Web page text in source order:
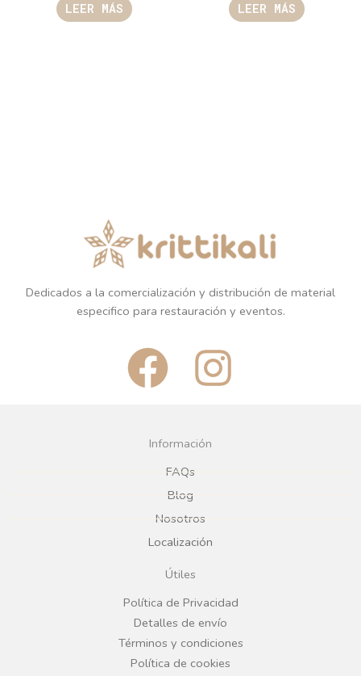
LEER MÁS LEER MÁS
Dedicados a la comercialización y distribución de material
especifico para restauración y eventos.
F
a
c
e
b
o
o
k
I
n
g
r
a
Información
FAQs
Blog
Nosotros
Localización
Útiles
Política de Privacidad
Detalles de envío
Términos y condiciones
Política de cookies